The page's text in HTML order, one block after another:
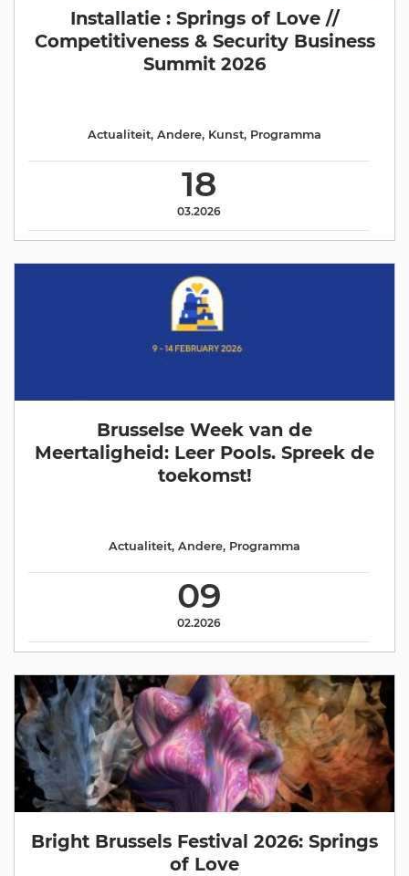
Installatie : Springs of Love //
Competitiveness & Security Business
Summit 2026
18
03.2026
Actualiteit, Andere, Kunst, Programma
Brusselse Week van de
Meertaligheid: Leer Pools. Spreek de
toekomst!
09
02.2026
Actualiteit, Andere, Programma
Bright Brussels Festival 2026: Springs
of Love